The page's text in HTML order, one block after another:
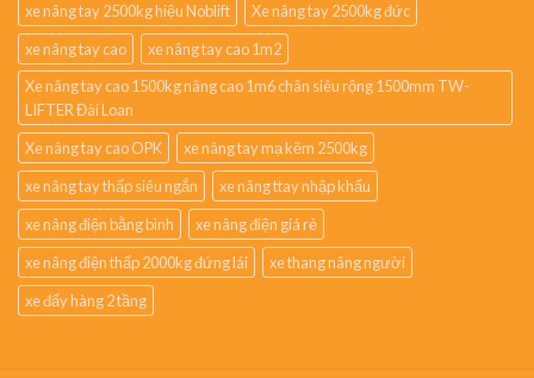
xe nâng tay 2500kg hiệu Noblift
Xe nâng tay 2500kg đức
xe nâng tay cao
xe nâng tay cao 1m2
Xe nâng tay cao 1500kg nâng cao 1m6 chân siêu rộng 1500mm TW-
LIFTER Đài Loan
Xe nâng tay cao OPK
xe nâng tay mạ kẽm 2500kg
xe nâng tay thấp siêu ngắn
xe nâng ttay nhập khẩu
xe nâng điện bằng bình
xe nâng điện giá rẻ
xe nâng điện thấp 2000kg đứng lái
xe thang nâng người
xe đẩy hàng 2 tầng